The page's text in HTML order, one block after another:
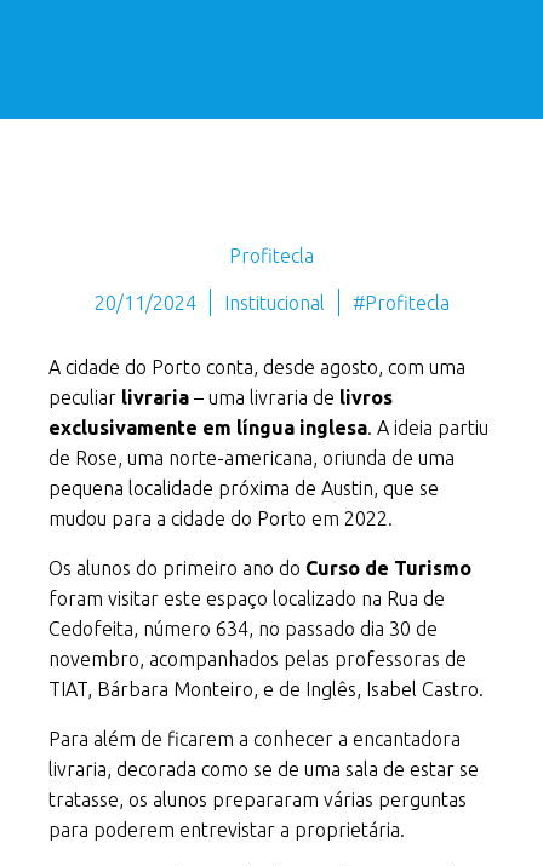
Profitecla
20/11/2024 Institucional #Profitecla
A cidade do Porto conta, desde agosto, com uma
peculiar livraria – uma livraria de livros
exclusivamente em língua inglesa . A ideia partiu
de Rose, uma norte-americana, oriunda de uma
pequena localidade próxima de Austin, que se
mudou para a cidade do Porto em 2022.
Os alunos do primeiro ano do Curso de Turismo
foram visitar este espaço localizado na Rua de
Cedofeita, número 634, no passado dia 30 de
novembro, acompanhados pelas professoras de
TIAT, Bárbara Monteiro, e de Inglês, Isabel Castro.
Para além de ficarem a conhecer a encantadora
livraria, decorada como se de uma sala de estar se
tratasse, os alunos prepararam várias perguntas
para poderem entrevistar a proprietária.